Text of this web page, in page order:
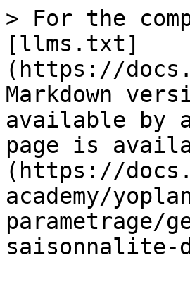
> For the
[llms.txt]
(https://
Markdown
available by
page is
(https://
academy/
parametrage/
saisonnalite-